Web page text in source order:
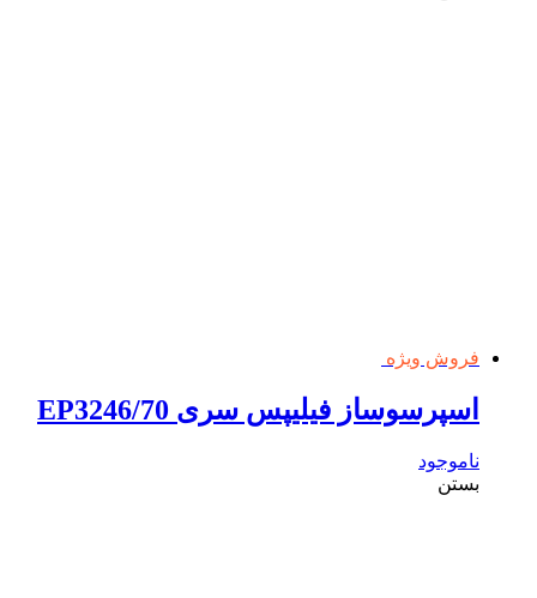
فروش ویژه
اسپرسوساز فیلیپس سری EP3246/70
ناموجود
بستن